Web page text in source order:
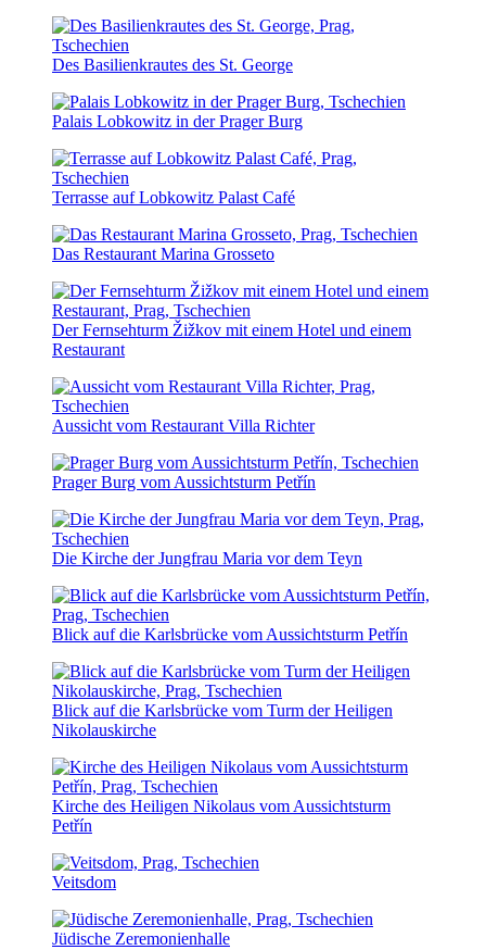
Des Basilienkrautes des St. George
Palais Lobkowitz in der Prager Burg
Terrasse auf Lobkowitz Palast Café
Das Restaurant Marina Grosseto
Der Fernsehturm Žižkov mit einem Hotel und einem
Restaurant
Aussicht vom Restaurant Villa Richter
Prager Burg vom Aussichtsturm Petřín
Die Kirche der Jungfrau Maria vor dem Teyn
Blick auf die Karlsbrücke vom Aussichtsturm Petřín
Blick auf die Karlsbrücke vom Turm der Heiligen
Nikolauskirche
Kirche des Heiligen Nikolaus vom Aussichtsturm
Petřín
Veitsdom
Jüdische Zeremonienhalle